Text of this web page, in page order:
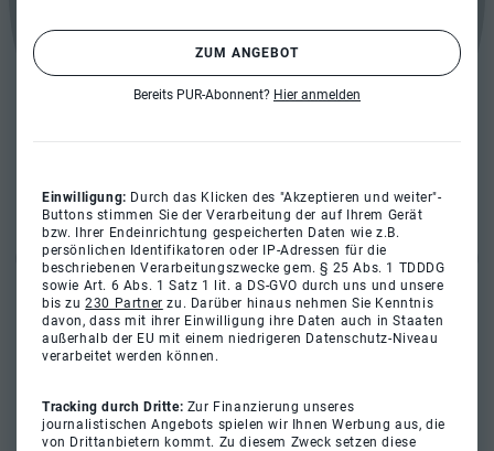
ZUM ANGEBOT
Bereits PUR-Abonnent? Hier anmelden
Einwilligung: Durch das Klicken des "Akzeptieren und weiter"-
Buttons stimmen Sie der Verarbeitung der auf Ihrem Gerät
bzw. Ihrer Endeinrichtung gespeicherten Daten wie z.B.
persönlichen Identifikatoren oder IP-Adressen für die
beschriebenen Verarbeitungszwecke gem. § 25 Abs. 1 TDDDG
sowie Art. 6 Abs. 1 Satz 1 lit. a DS-GVO durch uns und unsere
bis zu230 Partner zu. Darüber hinaus nehmen Sie Kenntnis
davon, dass mit ihrer Einwilligung ihre Daten auch in Staaten
außerhalb der EU mit einem niedrigeren Datenschutz-Niveau
verarbeitet werden können.
Tracking durch Dritte: Zur Finanzierung unseres
journalistischen Angebots spielen wir Ihnen Werbung aus, die
von Drittanbietern kommt. Zu diesem Zweck setzen diese